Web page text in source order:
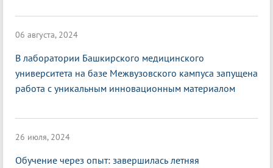
06 августа, 2024
В лаборатории Башкирского медицинского
университета на базе Межвузовского кампуса запущена
работа с уникальным инновационным материалом
26 июля, 2024
Обучение через опыт: завершилась летняя